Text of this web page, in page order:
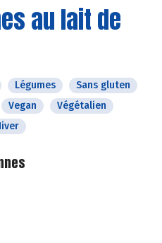
au lait de
Légumes
Sans gluten
Vegan
Végétalien